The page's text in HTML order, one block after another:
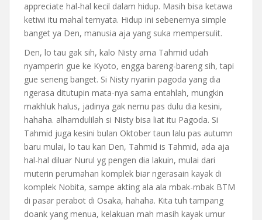
appreciate hal-hal kecil dalam hidup. Masih bisa ketawa
ketiwi itu mahal ternyata. Hidup ini sebenernya simple
banget ya Den, manusia aja yang suka mempersulit.
Den, lo tau gak sih, kalo Nisty ama Tahmid udah
nyamperin gue ke Kyoto, engga bareng-bareng sih, tapi
gue seneng banget. Si Nisty nyariin pagoda yang dia
ngerasa ditutupin mata-nya sama entahlah, mungkin
makhluk halus, jadinya gak nemu pas dulu dia kesini,
hahaha. alhamdulilah si Nisty bisa liat itu Pagoda. Si
Tahmid juga kesini bulan Oktober taun lalu pas autumn
baru mulai, lo tau kan Den, Tahmid is Tahmid, ada aja
hal-hal diluar Nurul yg pengen dia lakuin, mulai dari
muterin perumahan komplek biar ngerasain kayak di
komplek Nobita, sampe akting ala ala mbak-mbak BTM
di pasar perabot di Osaka, hahaha. Kita tuh tampang
doank yang menua, kelakuan mah masih kayak umur